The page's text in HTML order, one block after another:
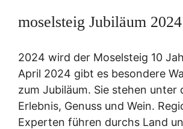
moselsteig Jubiläum 2024
2024 wird der Moselsteig 10
April 2024 gibt es besondere
zum Jubiläum. Sie stehen unter
Erlebnis, Genuss und Wein.
Experten führen durchs Land